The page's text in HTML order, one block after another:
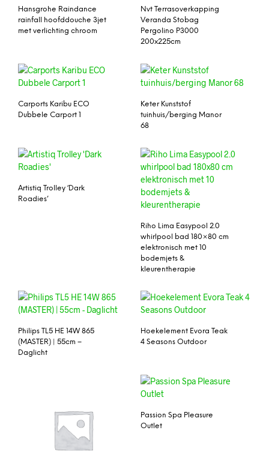
Hansgrohe Raindance
rainfall hoofddouche 3jet
met verlichting chroom
Nvt Terrasoverkapping
Veranda Stobag
Pergolino P3000
200x225cm
Carports Karibu ECO
Dubbele Carport 1
Keter Kunststof
tuinhuis/berging Manor
68
Artistiq Trolley ‘Dark
Roadies’
Riho Lima Easypool 2.0
whirlpool bad 180×80 cm
elektronisch met 10
bodemjets &
kleurentherapie
Philips TL5 HE 14W 865
(MASTER) | 55cm –
Daglicht
Hoekelement Evora Teak
4 Seasons Outdoor
Passion Spa Pleasure
Outlet